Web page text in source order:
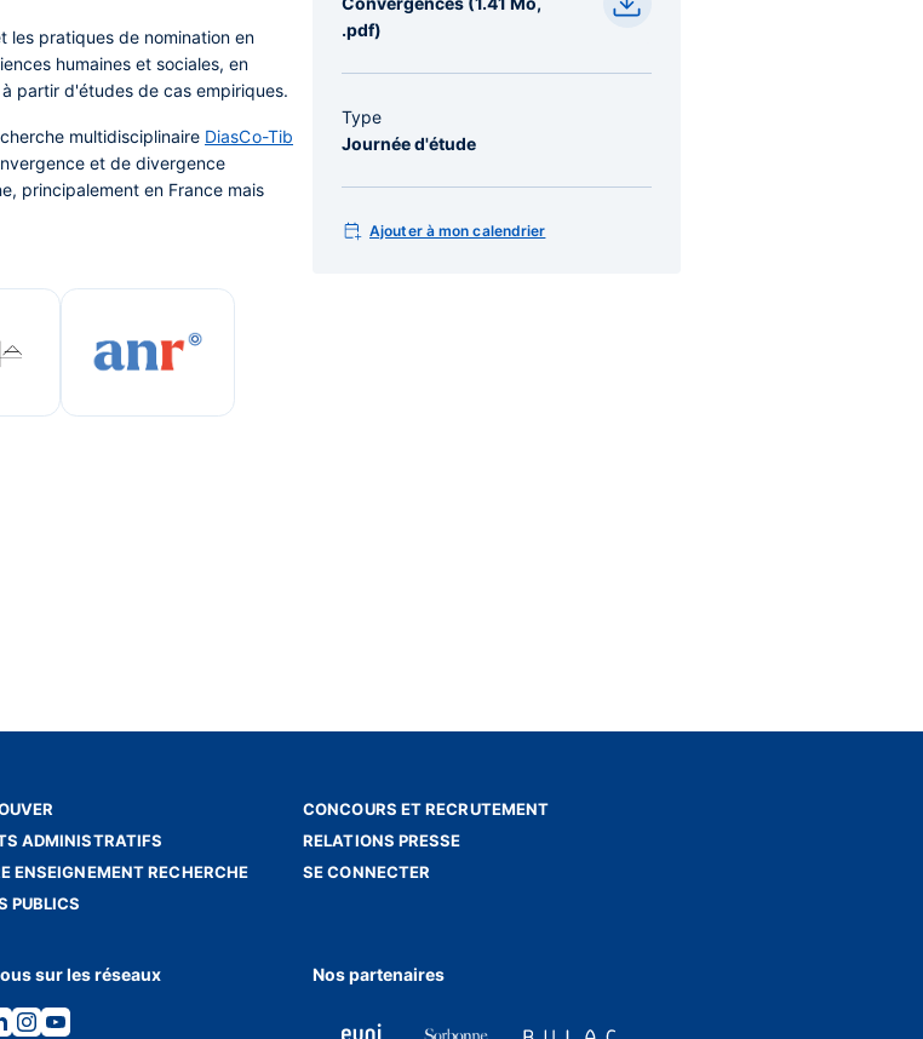
.pdf)
Type
Journée d'étude
Ajouter à mon calendrier
les pratiques de nomination en
humaines et sociales, en
partir d'études de cas empiriques.
multidisciplinaire DiasCo-Tib
et de divergence
principalement en France mais
ADMINISTRATIFS
ENSEIGNEMENT RECHERCHE
PUBLICS
CONCOURS ET RECRUTEMENT
RELATIONS PRESSE
SE CONNECTER
sur les réseaux
LienLien
Nos partenaires